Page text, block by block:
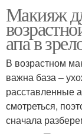
Макияж
апа в
В возрастном
важна база –
расставленные
смотреться,
сначала